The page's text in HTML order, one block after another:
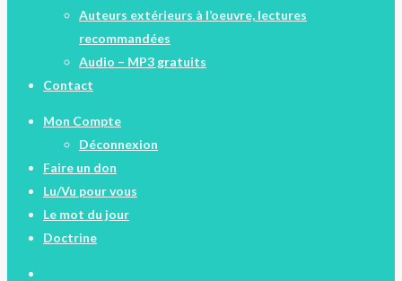
Auteurs extérieurs à l’oeuvre, lectures
recommandées
Audio – MP3 gratuits
Contact
Mon Compte
Déconnexion
Faire un don
Lu/Vu pour vous
Le mot du jour
Doctrine